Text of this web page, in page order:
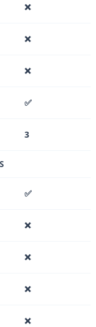
❌
❌
❌
✅
3
✅
❌
❌
❌
❌